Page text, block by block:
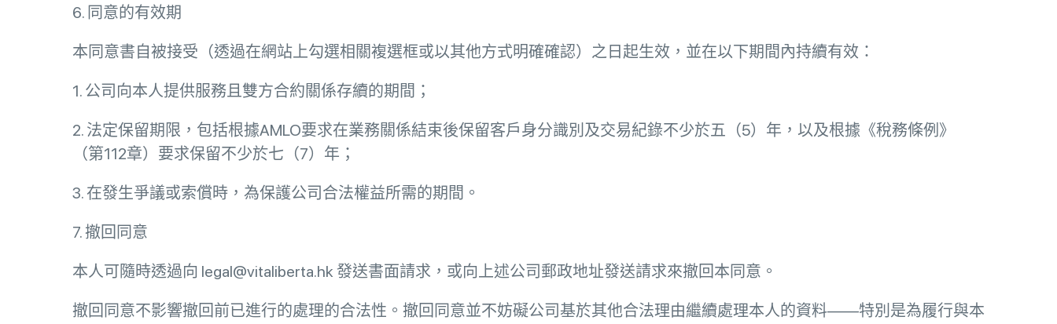
6. 同意的有效期
本同意書自被接受（透過在網站上勾選相關複選框或以其他方式明確確認）之日起生效，並在以下期間內持續有效：
1. 公司向本人提供服務且雙方合約關係存續的期間；
2. 法定保留期限，包括根據AMLO要求在業務關係結束後保留客戶身分識別及交易紀錄不少於五（5）年，以及根據《稅務條例》
（第112章）要求保留不少於七（7）年；
3. 在發生爭議或索償時，為保護公司合法權益所需的期間。
7. 撤回同意
本人可隨時透過向 legal@vitaliberta.hk 發送書面請求，或向上述公司郵政地址發送請求來撤回本同意。
撤回同意不影響撤回前已進行的處理的合法性。撤回同意並不妨礙公司基於其他合法理由繼續處理本人的資料——特別是為履行與本